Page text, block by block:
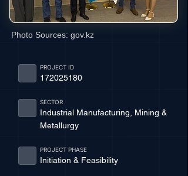
Photo Sources: gov.kz
172025180
PROJECT ID
Industrial Manufacturing, Mining &
Metallurgy
SECTOR
Initiation & Feasibility
PROJECT PHASE